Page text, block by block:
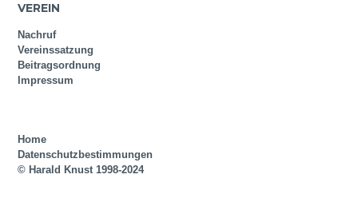
VEREIN
Nachruf
Vereinssatzung
Beitragsordnung
Impressum
Home
Datenschutzbestimmungen
© Harald Knust 1998-2024